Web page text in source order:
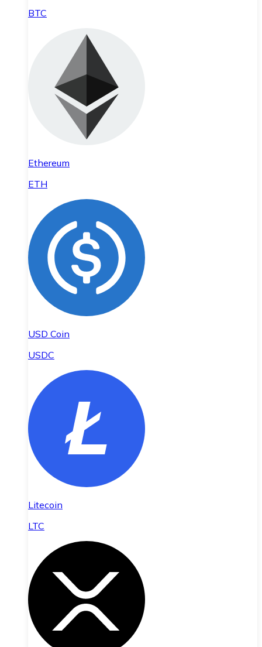
BTC
Ethereum
ETH
USD Coin
USDC
Litecoin
LTC